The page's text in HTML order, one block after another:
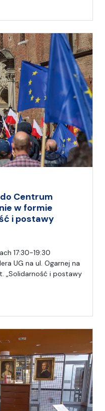
Centrum
w formie
i postawy
17:30-19:30
UG na ul. Ogarnej na
„Solidarność i postawy